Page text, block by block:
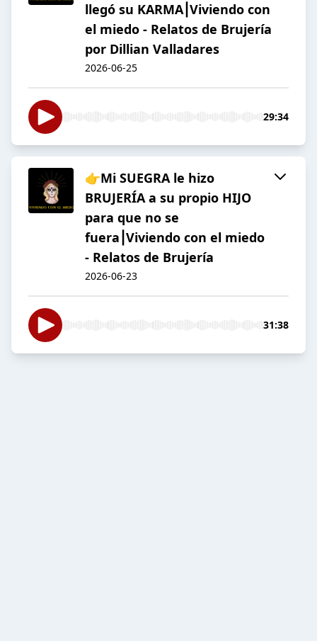
llegó su KARMA⎮Viviendo con
el miedo - Relatos de Brujería
por Dillian Valladares
2026-06-25
29:34
👉Mi SUEGRA le hizo
BRUJERÍA a su propio HIJO
para que no se
fuera⎮Viviendo con el miedo
- Relatos de Brujería
2026-06-23
31:38